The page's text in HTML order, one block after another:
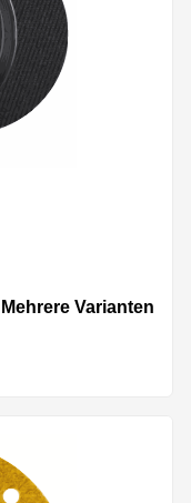
Mehrere Varianten